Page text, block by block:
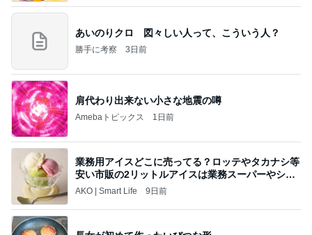
あいのりクロ 図々しい人って、こういう人？
勝手に考察 3日前
肩代わり出来ない小さな地震の噂
Amebaトピックス 1日前
業務用アイスどこに売ってる？ロッテやタカナシ等
安い市販の2リットルアイスは業務スーパーやシャ
トレ
AKO | Smart Life 9日前